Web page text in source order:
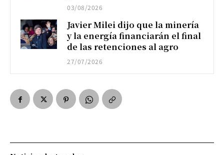
03/08/2026
Javier Milei dijo que la minería
y la energía financiarán el final
de las retenciones al agro
27/07/2026